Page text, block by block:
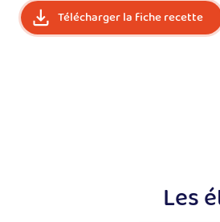
Télécharger la fiche recette
Les